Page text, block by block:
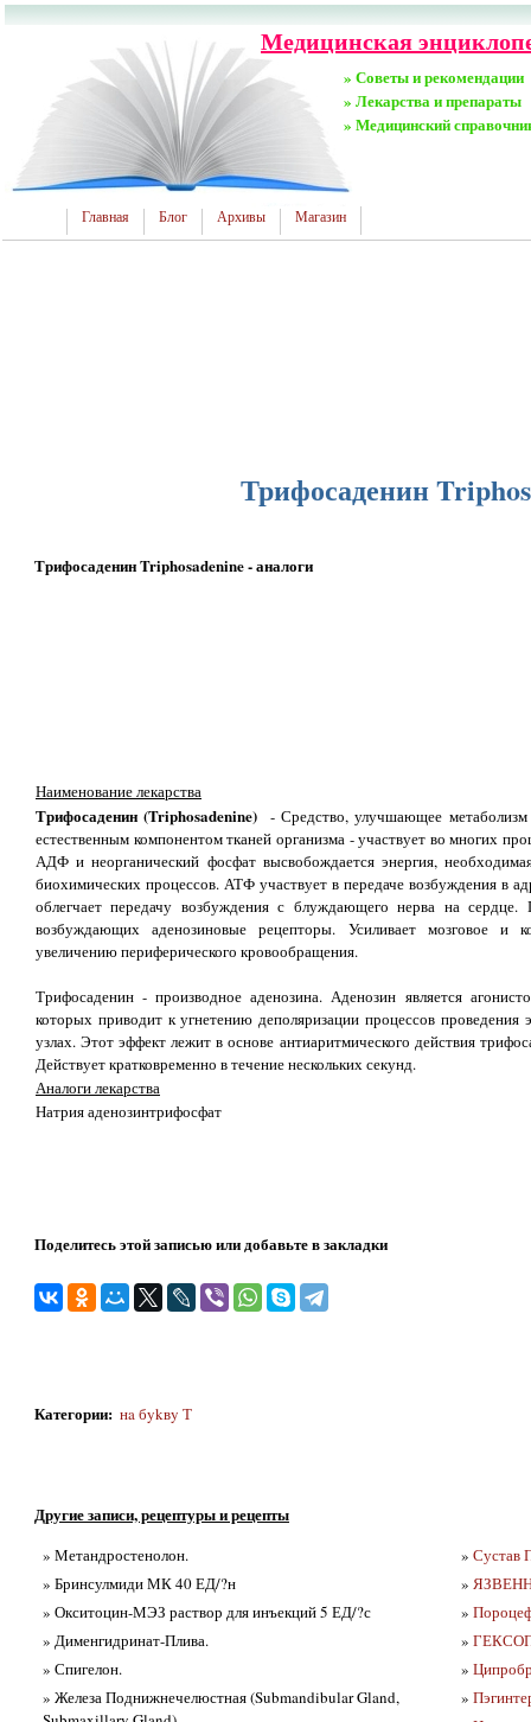
Медицинская
» Советы и рекомендации
» Лекарства и препараты
» Медицинский
Главная Блог Архивы Магазин
Трифосаденин
Трифосаденин Triphosadenine - аналоги
Наименование лекарства
Трифосаденин (Triphosadenine) - Средство, улучшающее метаболизм
естественным компонентом тканей организма - участвует во многих
АДФ и неорганический фосфат высвобождается энергия,
биохимических процессов. АТФ участвует в передаче возбуждения в
облегчает передачу возбуждения с блуждающего нерва на
возбуждающих аденозиновые рецепторы. Усиливает мозговое и
увеличению периферического кровообращения.
Трифосаденин - производное аденозина. Аденозин является
которых приводит к угнетению деполяризации процессов проведения
узлах. Этот эффект лежит в основе антиаритмического действия
Действует кратковременно в течение нескольких секунд.
Аналоги лекарства
Натрия аденозинтрифосфат
Поделитесь этой записью или добавьте в закладки
Категории: нa бykвy Т
Другие записи, рецептуры и рецепты
» Метандростенолон.
» Бринсулмиди МК 40 ЕД/?н
» Окситоцин-МЭЗ раствор для инъекций 5 ЕД/?с
» Дименгидринат-Плива.
» Спигелон.
» Железа Поднижнечелюстная (Submandibular Gland,
» Сустав
»
»
»
»
»